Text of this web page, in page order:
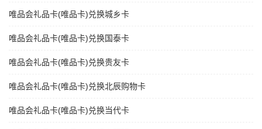
唯品会礼品卡(唯品卡)兑换城乡卡
唯品会礼品卡(唯品卡)兑换国泰卡
唯品会礼品卡(唯品卡)兑换贵友卡
唯品会礼品卡(唯品卡)兑换北辰购物卡
唯品会礼品卡(唯品卡)兑换当代卡